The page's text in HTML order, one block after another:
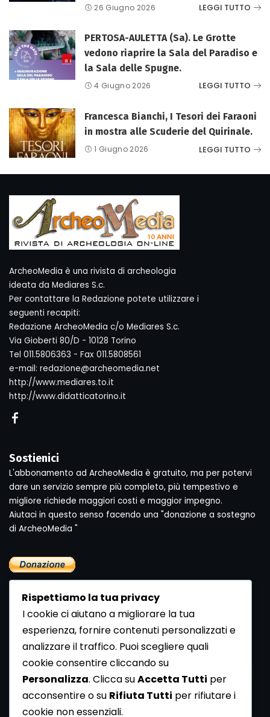
26 Giugno 2026 LEGGI TUTTO
PERTOSA-AULETTA (Sa). Le Grotte
vedono riaprire la Sala del Paradiso e
la Sala delle Spugne.
4 Giugno 2026 LEGGI TUTTO
Francesca Bianchi, I Tesori dei Faraoni
in mostra alle Scuderie del Quirinale.
1 Giugno 2026 LEGGI TUTTO
ArcheoMedia è una rivista di archeologia
ideata da Mediares S.c.
Per contattare la Redazione potete utilizzare i
seguenti recapiti:
Redazione ArcheoMedia c/o Mediares S.c.
Via Gioberti 80/D - 10128 Torino
Tel 011.5806363 - Fax 011.5808561
e-mail: redazione@archeomedia.net
http://www.mediares.to.it
http://www.didatticatorino.it
Sostienici
L'abbonamento ad ArcheoMedia è gratuito, ma per potervi
dare un servizio sempre più completo, più tempestivo e
migliore richiede maggiori costi e maggior impegno.
Aiutaci in questo senso facendo una "donazione a sostegno
di ArcheoMedia "
Newsletter
Se vuoi ricevere la Rivista gratuita di archeologia realizzata
dalla Redazione di ArcheoMedia iscriviti alla nostra
Newsletter [Clicca Qui]
Rispettiamo la tua privacy
I cookie ci aiutano a migliorare la tua
esperienza, fornire contenuti personalizzati e
analizzare il traffico. Puoi scegliere quali
cookie consentire cliccando su
Personalizza. Clicca suAccetta Tutti per
acconsentire o su Rifiuta Tutti per rifiutare i
cookie non essenziali.